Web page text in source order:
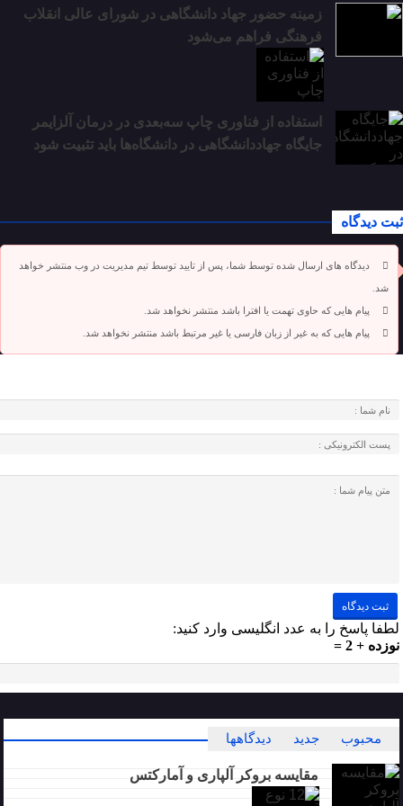
زمینه حضور جهاد دانشگاهی در شورای عالی انقلاب
فرهنگی فراهم می‌شود
استفاده از فناوری چاپ سه‌بعدی در درمان آلزایمر
جایگاه جهاددانشگاهی در دانشگاه‌ها باید تثبیت شود
ثبت دیدگاه
دیدگاه های ارسال شده توسط شما، پس از تایید توسط تیم مدیریت در وب منتشر خواهد
شد.
پیام هایی که حاوی تهمت یا افترا باشد منتشر نخواهد شد.
پیام هایی که به غیر از زبان فارسی یا غیر مرتبط باشد منتشر نخواهد شد.
لطفا پاسخ را به عدد انگلیسی وارد کنید:
نوزده + 2 =
محبوب جدید دیدگاهها
مقایسه بروکر آلپاری و آمارکتس